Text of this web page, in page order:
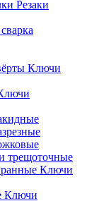
Резаки
Ключи
трещоточные
Ключи
Ключи